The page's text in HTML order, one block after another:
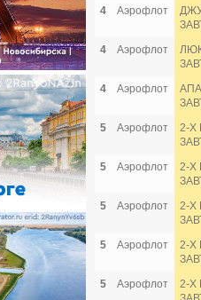
4
Аэрофлот
4
Аэрофлот
4
Аэрофлот
5
Аэрофлот
2-Х
5
Аэрофлот
2-Х
5
Аэрофлот
2-Х
5
Аэрофлот
2-Х
5
Аэрофлот
2-Х